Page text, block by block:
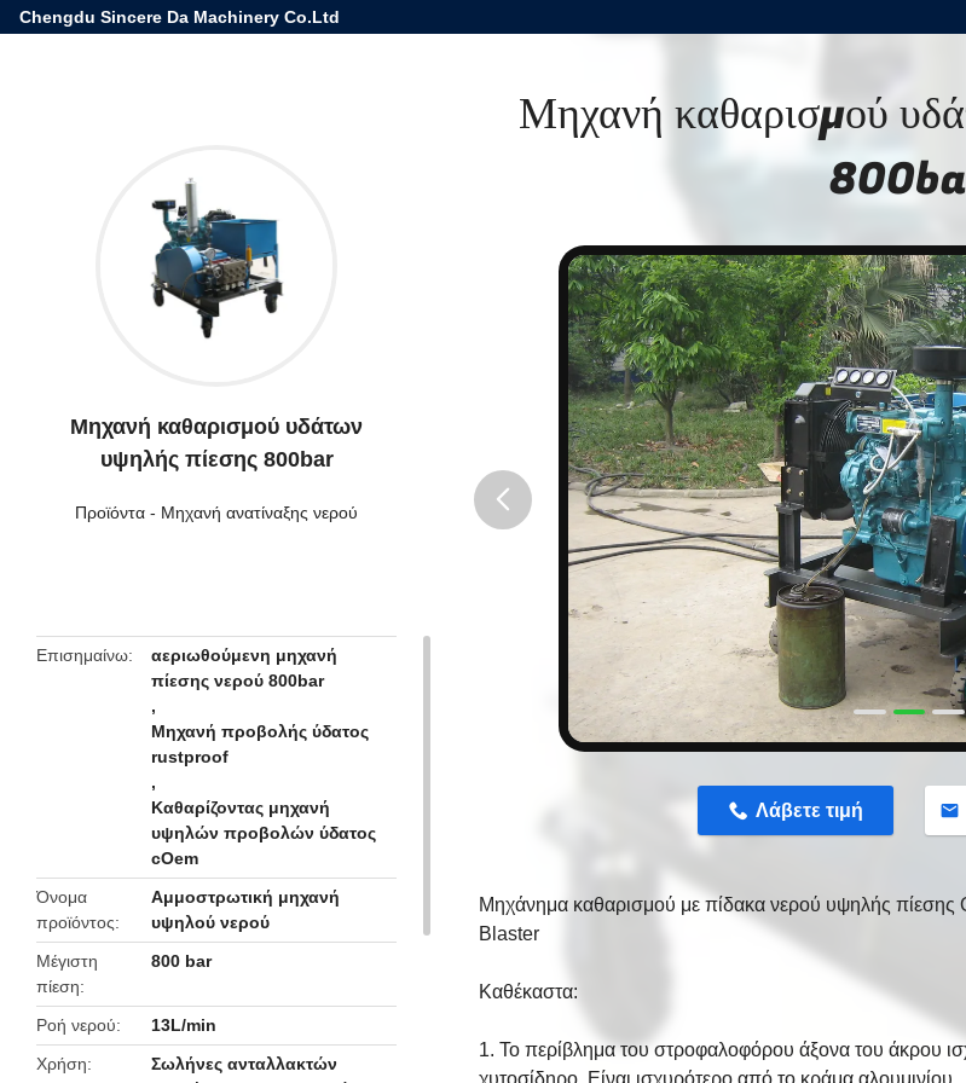
Chengdu Sincere Da Machinery Co.Ltd
Μηχανή καθαρισμού υδάτων
υψηλής πίεσης 800bar
Προϊόντα - Μηχανή ανατίναξης νερού
Επισημαίνω
αεριωθούμενη μηχανή
πίεσης νερού 800bar
,
Μηχανή προβολής ύδατος
rustproof
,
Καθαρίζοντας μηχανή
υψηλών προβολών ύδατος
cOem
Όνομα
προϊόντος
Αμμοστρωτική μηχανή
υψηλού νερού
Μέγιστη
πίεση
800 bar
Ροή νερού
13L/min
Χρήση
Σωλήνες ανταλλακτών
Μηχανή καθαρισμού
Λάβετε τιμή
Μηχάνημα καθαρισμού με πίδακα νερού υψηλής
Blaster
Καθέκαστα:
1. Το περίβλημα του στροφαλοφόρου άξονα του άκρου